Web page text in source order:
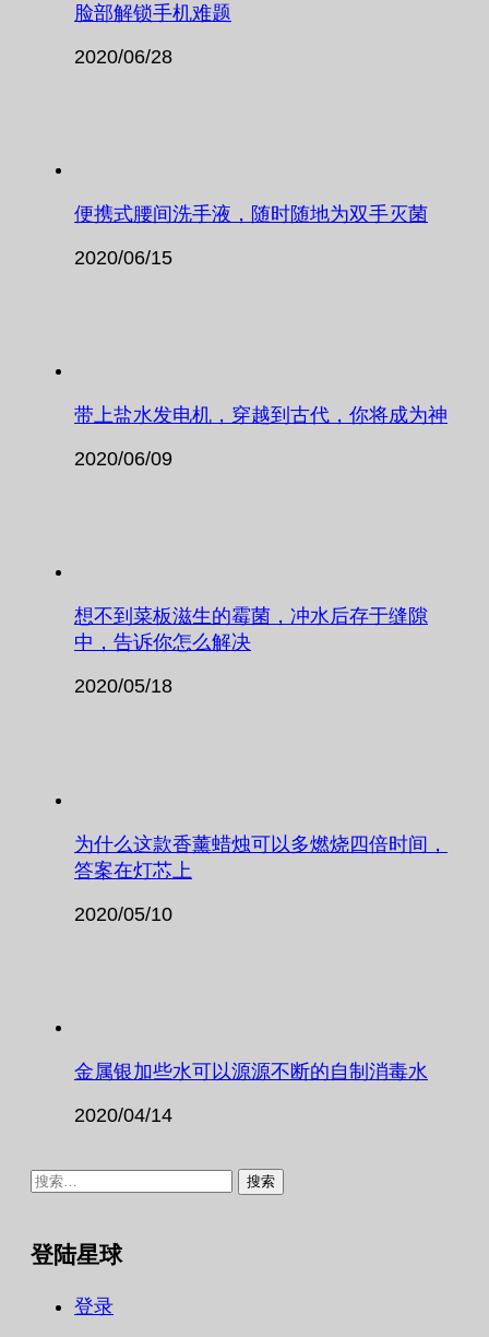
脸部解锁手机难题
2020/06/28
便携式腰间洗手液，随时随地为双手灭菌
2020/06/15
带上盐水发电机，穿越到古代，你将成为神
2020/06/09
想不到菜板滋生的霉菌，冲水后存于缝隙
中，告诉你怎么解决
2020/05/18
为什么这款香薰蜡烛可以多燃烧四倍时间，
答案在灯芯上
2020/05/10
金属银加些水可以源源不断的自制消毒水
2020/04/14
搜
登陆星球
登录